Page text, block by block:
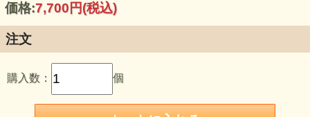
価格:7,700円(税込)
注文
購入数： 個